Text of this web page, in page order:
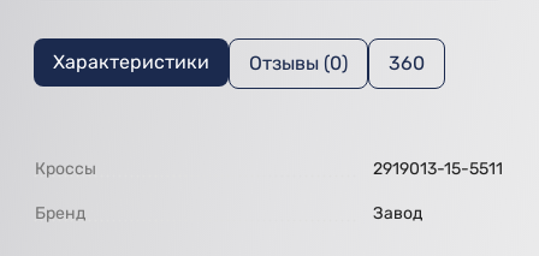
Характеристики Отзывы (0) 360
Кроссы 2919013-15-5511
Бренд Завод